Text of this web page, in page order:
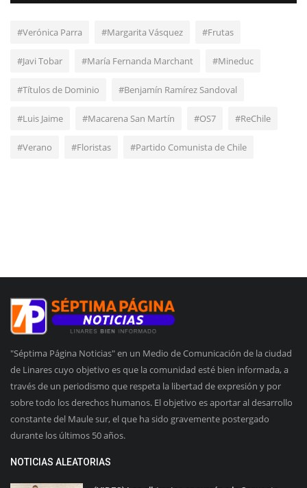
#Verónica Parra #Margarita Vásquez #Frutas
#Javi Tobar #María Fernanda Marchant #Mineduc
#Títulos de Dominio #Benjamín Ramírez Sandoval
#Luis Jaime #Macarena San Martín #OS7 #ReChile
#Verano #Floristas #Partido Comunista de Chile
"Séptima Página Noticias" en un Medio de Comunicación de la ciudad
de Linares cuyo objetivo es que la comunidad esté bien informada, a
través de un periodismo que respeta la libertad de expresión y por
sobre todo los derechos humanos. El objetivo es aportar al desarrollo
constante del Maule sur, el que ha sido gravemente postergado
durante los últimos 50 años.
NOTICIAS ALEATORIAS